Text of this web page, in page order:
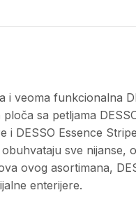
i veoma funkcionalna
sa petljama
i DESSO Essence
sve
ovog asortimana,
enterijere.